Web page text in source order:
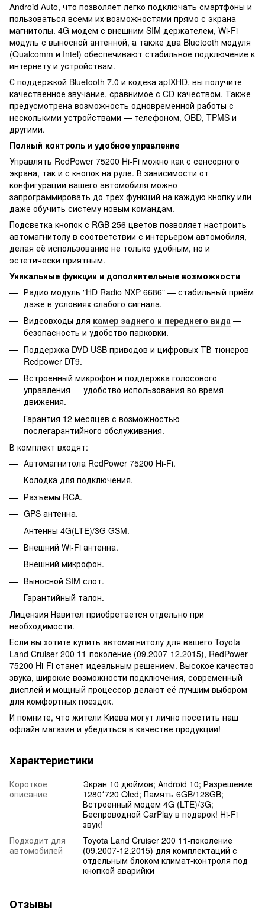
Android Auto, что позволяет легко подключать смартфоны и
пользоваться всеми их возможностями прямо с экрана
магнитолы. 4G модем с внешним SIM держателем, Wi-Fi
модуль с выносной антенной, а также два Bluetooth модуля
(Qualcomm и Intel) обеспечивают стабильное подключение к
интернету и устройствам.
С поддержкой Bluetooth 7.0 и кодека aptXHD, вы получите
качественное звучание, сравнимое с CD-качеством. Также
предусмотрена возможность одновременной работы с
несколькими устройствами — телефоном, OBD, TPMS и
другими.
Полный контроль и удобное управление
Управлять RedPower 75200 Hi-Fi можно как с сенсорного
экрана, так и с кнопок на руле. В зависимости от
конфигурации вашего автомобиля можно
запрограммировать до трех функций на каждую кнопку или
даже обучить систему новым командам.
Подсветка кнопок с RGB 256 цветов позволяет настроить
автомагнитолу в соответствии с интерьером автомобиля,
делая её использование не только удобным, но и
эстетически приятным.
Уникальные функции и дополнительные возможности
Радио модуль "HD Radio NXP 6686" — стабильный приём
даже в условиях слабого сигнала.
Видеовходы для камер заднего и переднего вида —
безопасность и удобство парковки.
Поддержка DVD USB приводов и цифровых ТВ тюнеров
Redpower DT9.
Встроенный микрофон и поддержка голосового
управления — удобство использования во время
движения.
Гарантия 12 месяцев с возможностью
послегарантийного обслуживания.
В комплект входят:
Автомагнитола RedPower 75200 Hi-Fi.
Колодка для подключения.
Разъёмы RCA.
GPS антенна.
Антенны 4G(LTE)/3G GSM.
Внешний Wi-Fi антенна.
Внешний микрофон.
Выносной SIM слот.
Гарантийный талон.
Лицензия Навител приобретается отдельно при
необходимости.
Если вы хотите купить автомагнитолу для вашего Toyota
Land Cruiser 200 11-поколение (09.2007-12.2015), RedPower
75200 Hi-Fi станет идеальным решением. Высокое качество
звука, широкие возможности подключения, современный
дисплей и мощный процессор делают её лучшим выбором
для комфортных поездок.
И помните, что жители Киева могут лично посетить наш
офлайн магазин и убедиться в качестве продукции!
Характеристики
Короткое
описание
Экран 10 дюймов; Android 10; Разрешение
1280*720 Qled; Память 6GB/128GB;
Встроенный модем 4G (LTE)/3G;
Беспроводной CarPlay в подарок! Hi-Fi
звук!
Подходит для
автомобилей
Toyota Land Cruiser 200 11-поколение
(09.2007-12.2015) для комплектаций с
отдельным блоком климат-контроля под
кнопкой аварийки
Отзывы